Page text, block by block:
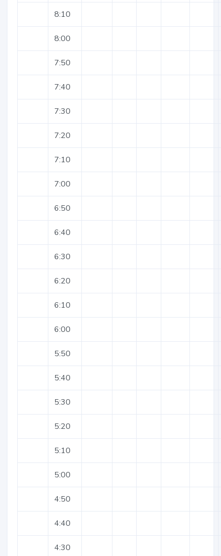
8:10
8:00
7:50
7:40
7:30
7:20
7:10
7:00
6:50
6:40
6:30
6:20
6:10
6:00
5:50
5:40
5:30
5:20
5:10
5:00
4:50
4:40
4:30